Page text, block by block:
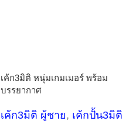
เค้ก3มิติ หนุ่มเกมเมอร์ พร้อม
บรรยากาศ
เค้ก3มิติ ผู้ชาย, เค้กปั้น3มิติ